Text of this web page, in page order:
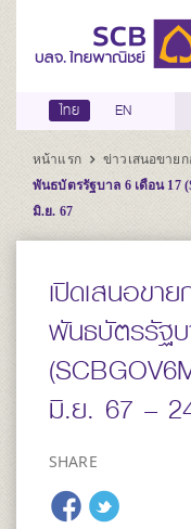
ไทย EN
หน้าแรก ข่าวเสนอขาย
พันธบัตรรัฐบาล 6 เดือน 17
มิ.ย. 67
เปิดเสนอขา
พันธบัตรรัฐ
มิ.ย. 67 –
SHARE